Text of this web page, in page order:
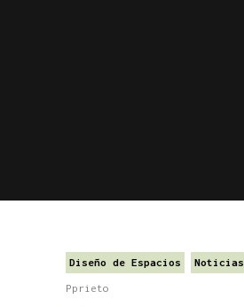
Diseño de Espacios Noticias
Pprieto